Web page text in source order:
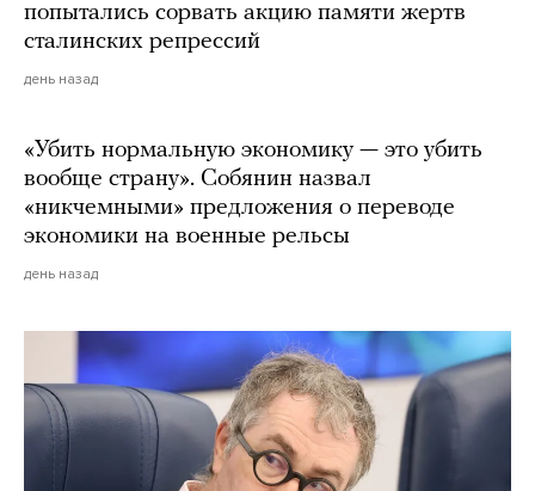
попытались сорвать акцию памяти жертв
сталинских репрессий
день назад
«Убить нормальную экономику — это убить
вообще страну». Собянин назвал
«никчемными» предложения о переводе
экономики на военные рельсы
день назад